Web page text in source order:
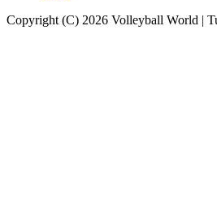
Copyright (C) 2026 Volleyball World |